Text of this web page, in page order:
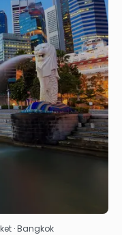
· Bangkok